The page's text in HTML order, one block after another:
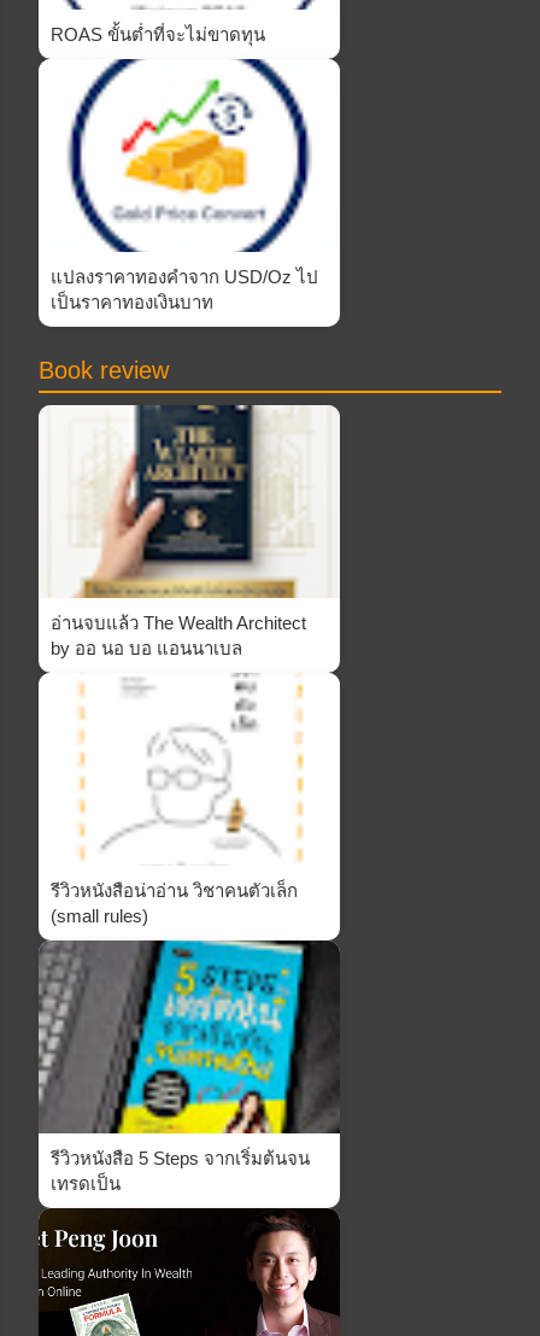
ROAS ขั้นต่ำที่จะไม่ขาดทุน
แปลงราคาทองคำจาก USD/Oz ไป
เป็นราคาทองเงินบาท
Book review
อ่านจบแล้ว The Wealth Architect
by ออ นอ บอ แอนนาเบล
รีวิวหนังสือน่าอ่าน วิชาคนตัวเล็ก
(small rules)
รีวิวหนังสือ 5 Steps จากเริ่มต้นจน
เทรดเป็น